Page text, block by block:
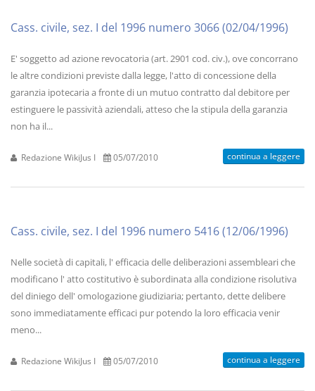
Cass. civile, sez. I del 1996 numero 3066 (02/04/1996)
E' soggetto ad azione revocatoria (art. 2901 cod. civ.), ove concorrano
le altre condizioni previste dalla legge, l'atto di concessione della
garanzia ipotecaria a fronte di un mutuo contratto dal debitore per
estinguere le passività aziendali, atteso che la stipula della garanzia
non ha il...
Redazione WikiJus I 05/07/2010 continua a leggere
Cass. civile, sez. I del 1996 numero 5416 (12/06/1996)
Nelle società di capitali, l' efficacia delle deliberazioni assembleari che
modificano l' atto costitutivo è subordinata alla condizione risolutiva
del diniego dell' omologazione giudiziaria; pertanto, dette delibere
sono immediatamente efficaci pur potendo la loro efficacia venir
meno...
Redazione WikiJus I 05/07/2010 continua a leggere